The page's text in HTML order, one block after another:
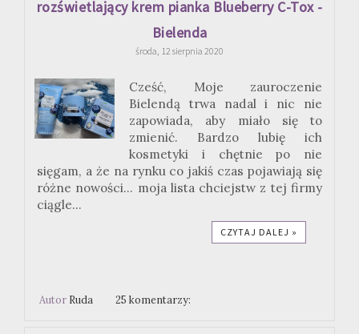
rozświetlający krem pianka Blueberry C-Tox -
Bielenda
środa, 12 sierpnia 2020
Cześć, Moje zauroczenie
Bielendą trwa nadal i nic nie
zapowiada, aby miało się to
zmienić. Bardzo lubię ich
kosmetyki i chętnie po nie
sięgam, a że na rynku co jakiś czas pojawiają się
różne nowości... moja lista chciejstw z tej firmy
ciągle...
CZYTAJ DALEJ »
Autor Ruda 25 komentarzy: